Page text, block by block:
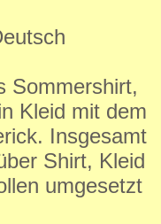
Sommershirt,
Kleid mit dem
Insgesamt
Shirt, Kleid
umgesetzt